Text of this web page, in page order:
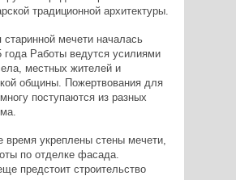
традиционной архитектуры.
старинной мечети началась
года Работы ведутся усилиями
местных жителей и
общины. Пожертвования для
поступаются из разных
время укреплены стены мечети,
по отделке фасада.
предстоит строительство